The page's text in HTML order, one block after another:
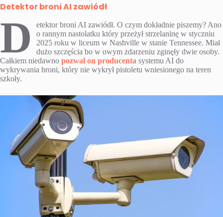
Detektor broni AI zawiódł
D
etektor broni AI zawiódł. O czym dokładnie piszemy? Ano
o rannym nastolatku który przeżył strzelaninę w styczniu
2025 roku w liceum w Nashville w stanie Tennessee. Miał
dużo szczęścia bo w owym zdarzeniu zginęły dwie osoby.
Całkiem niedawno pozwał on producenta systemu AI do
wykrywania broni, który nie wykrył pistoletu wniesionego na teren
szkoły.